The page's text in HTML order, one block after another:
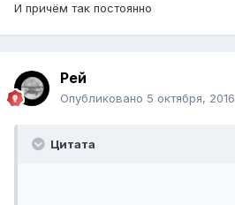
И причём так постоянно
Рей
Опубликовано 5 октября, 2016
Цитата